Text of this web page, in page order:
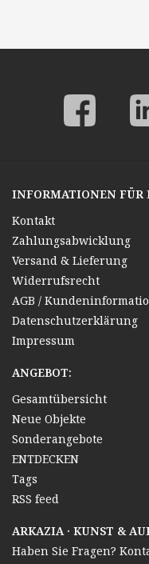
INFORMATIONEN FÜR
Kontakt
Zahlungsabwicklung
Versand & Lieferung
Widerrufsrecht
AGB /
Datenschutzerklärung
Impressum
ANGEBOT:
Gesamtübersicht
Neue Objekte
Sonderangebote
ENTDECKEN
Tags
RSS feed
ARKAZIA · KUNST &
Haben Sie Fragen?